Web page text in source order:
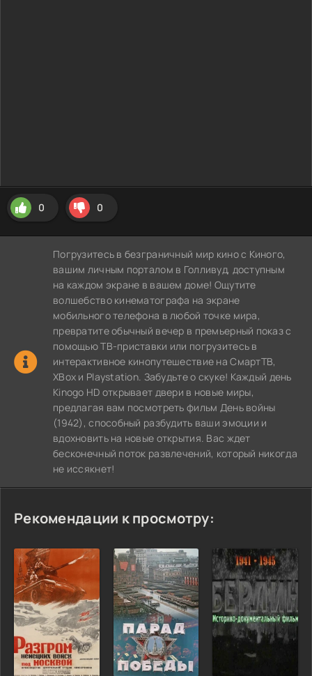
0 0
Погрузитесь в безграничный мир кино с Киного,
вашим личным порталом в Голливуд, доступным
на каждом экране в вашем доме! Ощутите
волшебство кинематографа на экране
мобильного телефона в любой точке мира,
превратите обычный вечер в премьерный показ с
помощью ТВ-приставки или погрузитесь в
интерактивное кинопутешествие на СмартТВ,
XBox и Playstation. Забудьте о скуке! Каждый день
Kinogo HD открывает двери в новые миры,
предлагая вам посмотреть фильм День войны
(1942), способный разбудить ваши эмоции и
вдохновить на новые открытия. Вас ждет
бесконечный поток развлечений, который никогда
не иссякнет!
Рекомендации к просмотру: